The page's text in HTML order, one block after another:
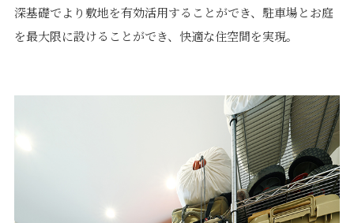
深基礎でより敷地を有効活用することができ、駐車場とお庭
を最大限に設けることができ、快適な住空間を実現。